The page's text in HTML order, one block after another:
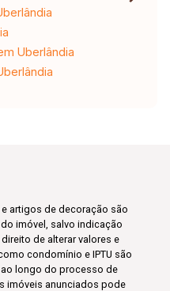
Uberlândia
artigos de decoração são
imóvel, salvo indicação
de alterar valores e
condomínio e IPTU são
longo do processo de
imóveis anunciados pode